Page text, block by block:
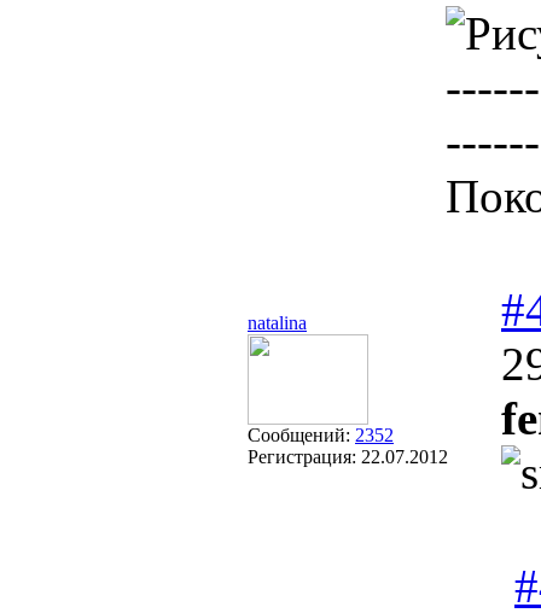
natalina
Сообщений: 2352
Регистрация: 22.07.2012